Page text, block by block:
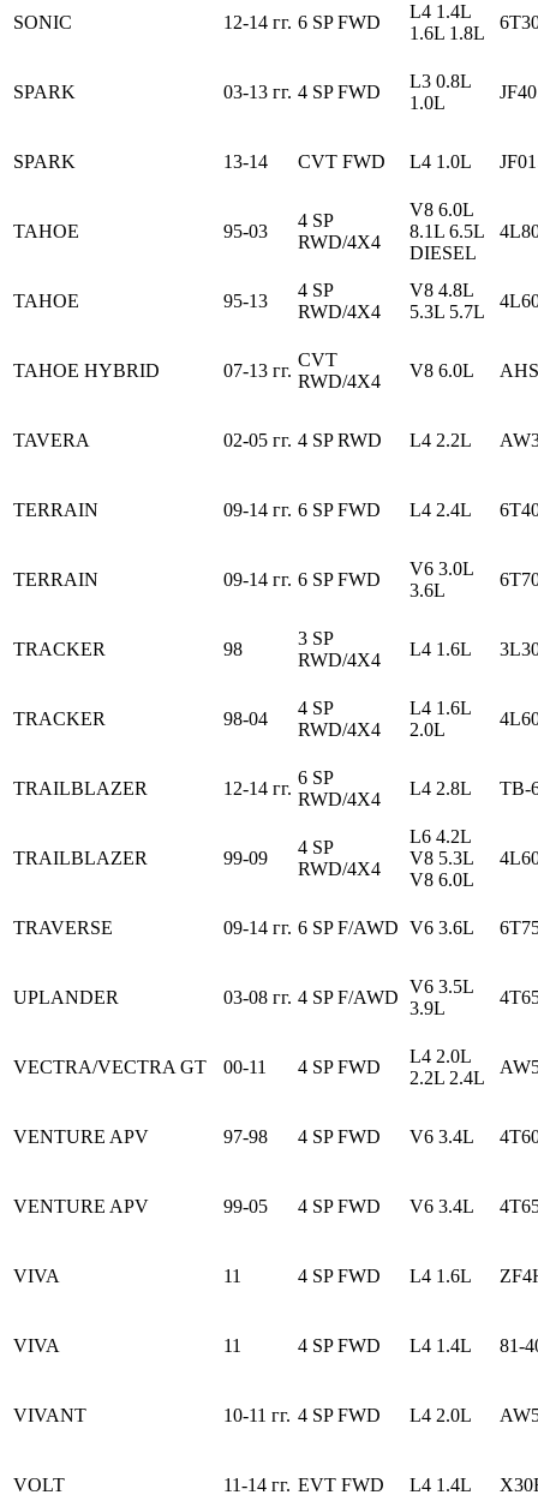
SONIC 12-14 гг. 6 SP FWD
L4 1.4L
1.6L 1.8L
SPARK 03-13 гг. 4 SP FWD
L3 0.8L
1.0L
SPARK 13-14 CVT FWD L4 1.0L
TAHOE 95-03
4 SP
RWD/4X4
V8 6.0L
8.1L 6.5L
DIESEL
TAHOE 95-13
4 SP
RWD/4X4
V8 4.8L
5.3L 5.7L
TAHOE HYBRID 07-13 гг.
CVT
RWD/4X4
V8 6.0L
TAVERA 02-05 гг. 4 SP RWD L4 2.2L
TERRAIN 09-14 гг. 6 SP FWD L4 2.4L
TERRAIN 09-14 гг. 6 SP FWD
V6 3.0L
3.6L
TRACKER 98
3 SP
RWD/4X4
L4 1.6L
TRACKER 98-04
4 SP
RWD/4X4
L4 1.6L
2.0L
TRAILBLAZER 12-14 гг.
6 SP
RWD/4X4
L4 2.8L TB-
TRAILBLAZER 99-09
4 SP
RWD/4X4
L6 4.2L
V8 5.3L
V8 6.0L
TRAVERSE 09-14 гг. 6 SP F/AWD V6 3.6L
UPLANDER 03-08 гг. 4 SP F/AWD
V6 3.5L
3.9L
VECTRA/VECTRA GT 00-11 4 SP FWD
L4 2.0L
2.2L 2.4L
VENTURE APV 97-98 4 SP FWD V6 3.4L
VENTURE APV 99-05 4 SP FWD V6 3.4L
VIVA 11 4 SP FWD L4 1.6L
VIVA 11 4 SP FWD L4 1.4L 81-
VIVANT 10-11 гг. 4 SP FWD L4 2.0L
VOLT 11-14 гг. EVT FWD L4 1.4L